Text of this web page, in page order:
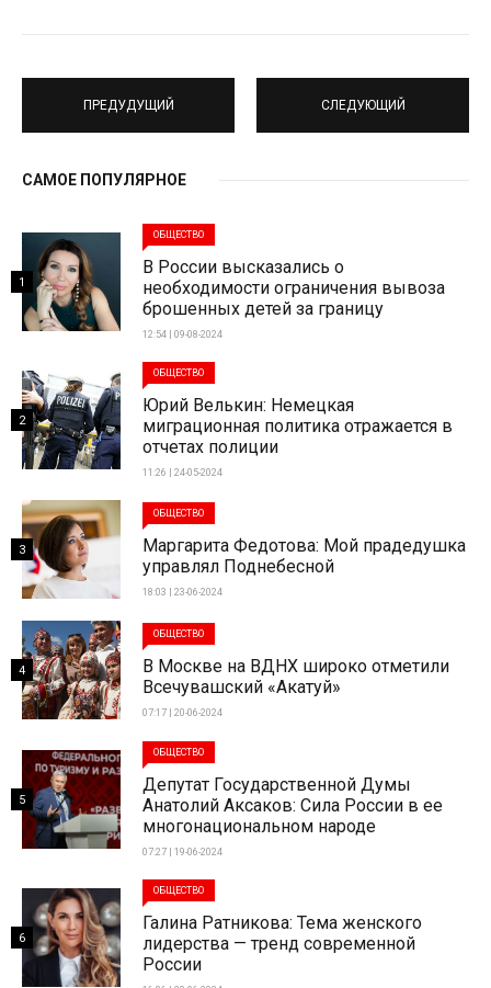
ПРЕДУДУЩИЙ СЛЕДУЮЩИЙ
САМОЕ ПОПУЛЯРНОЕ
ОБЩЕСТВО
В России высказались о
необходимости ограничения вывоза
брошенных детей за границу
12:54 | 09-08-2024
1
ОБЩЕСТВО
Юрий Велькин: Немецкая
миграционная политика отражается в
отчетах полиции
11:26 | 24-05-2024
2
ОБЩЕСТВО
Маргарита Федотова: Мой прадедушка
управлял Поднебесной
18:03 | 23-06-2024
3
ОБЩЕСТВО
В Москве на ВДНХ широко отметили
Всечувашский «Акатуй»
07:17 | 20-06-2024
4
ОБЩЕСТВО
Депутат Государственной Думы
Анатолий Аксаков: Сила России в ее
многонациональном народе
07:27 | 19-06-2024
5
ОБЩЕСТВО
Галина Ратникова: Тема женского
лидерства — тренд современной
России
6